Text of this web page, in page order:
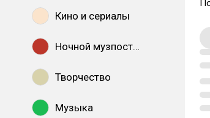
Кино и сериалы
Ночной музпостинг
Творчество
Музыка